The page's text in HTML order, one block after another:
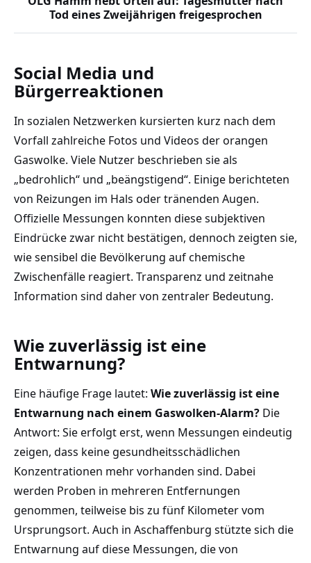
Tod eines Zweijährigen freigesprochen
Social Media und
Bürgerreaktionen
In sozialen Netzwerken kursierten kurz nach dem
Vorfall zahlreiche Fotos und Videos der orangen
Gaswolke. Viele Nutzer beschrieben sie als
„bedrohlich“ und „beängstigend“. Einige berichteten
von Reizungen im Hals oder tränenden Augen.
Offizielle Messungen konnten diese subjektiven
Eindrücke zwar nicht bestätigen, dennoch zeigten sie,
wie sensibel die Bevölkerung auf chemische
Zwischenfälle reagiert. Transparenz und zeitnahe
Information sind daher von zentraler Bedeutung.
Wie zuverlässig ist eine
Entwarnung?
Eine häufige Frage lautet: Wie zuverlässig ist eine
Entwarnung nach einem Gaswolken-Alarm? Die
Antwort: Sie erfolgt erst, wenn Messungen eindeutig
zeigen, dass keine gesundheitsschädlichen
Konzentrationen mehr vorhanden sind. Dabei
werden Proben in mehreren Entfernungen
genommen, teilweise bis zu fünf Kilometer vom
Ursprungsort. Auch in Aschaffenburg stützte sich die
Entwarnung auf diese Messungen, die von